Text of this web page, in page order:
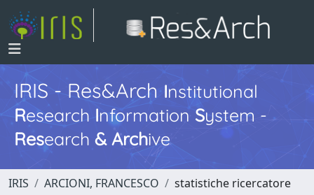
IRIS - Res&ArchInstitutional
Research InformationSystem -
Research & Archive
IRIS ARCIONI, FRANCESCO statistiche ricercatore